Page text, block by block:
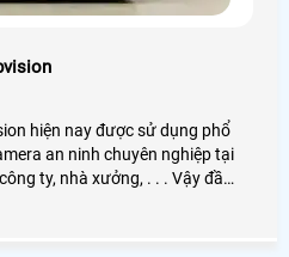
hiện nay được sử dụng phổ
an ninh chuyên nghiệp tại
nhà xưởng, . . . Vậy đầu